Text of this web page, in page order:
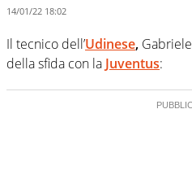
14/01/22 18:02
Il tecnico dell’Udinese, Gabriele
della sfida con la Juventus: